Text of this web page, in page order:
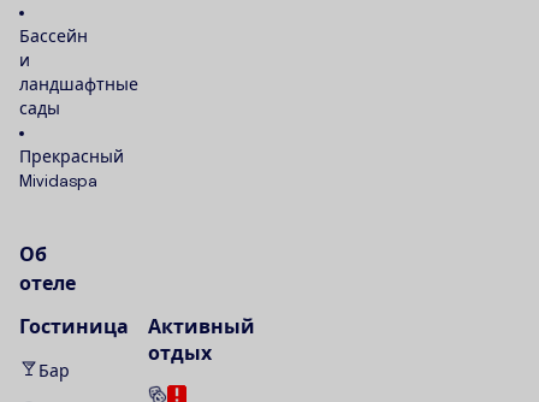
Бассейн
и
ландшафтные
сады
Прекрасный
Mividaspa
Об
отеле
Гостиница
Бар
Активный
отдых